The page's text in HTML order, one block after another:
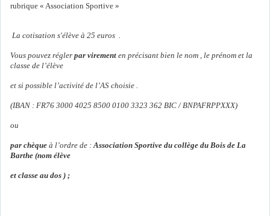
rubrique « Association Sportive »
La cotisation s'élève à 25 euros .
Vous pouvez régler par virement en précisant bien le nom , le prénom et la
classe de l’élève
et si possible l’activité de l’AS choisie .
(IBAN : FR76 3000 4025 8500 0100 3323 362 BIC / BNPAFRPPXXX)
ou
par chèque à l’ordre de : Association Sportive du collège du Bois de La
Barthe (nom élève
et classe au dos ) ;